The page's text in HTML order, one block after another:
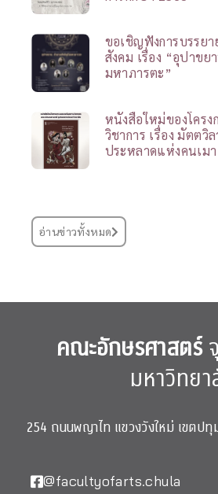
ขอเชิญฟังการบรรย
สังคม เรื่อง “อุปาข
มหาภารตะ”
หนังสือใหม่ของโครง
วิชาการ เรื่อง มัตตวิ
ประหลาดแห่งคนเมา
อ่านข่าวทั้งหมด
คณะอักษรศาสตร์
มหาวิทย
254 ถนนพญาไท แขวงวังใหม่ เขตป
@facultyofarts.chula